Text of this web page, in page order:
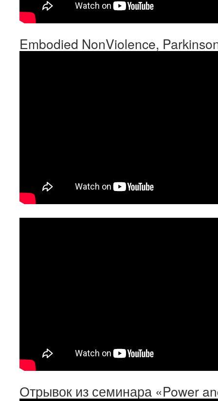
Embodied NonViolence,
Отрывок из семинара «Power